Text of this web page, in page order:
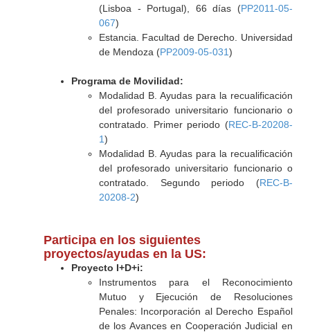
(Lisboa - Portugal), 66 días (PP2011-05-
067)
Estancia. Facultad de Derecho. Universidad
de Mendoza (PP2009-05-031)
Programa de Movilidad:
Modalidad B. Ayudas para la recualificación
del profesorado universitario funcionario o
contratado. Primer periodo (REC-B-20208-
1)
Modalidad B. Ayudas para la recualificación
del profesorado universitario funcionario o
contratado. Segundo periodo (REC-B-
20208-2)
Participa en los siguientes
proyectos/ayudas en la US:
Proyecto I+D+i:
Instrumentos para el Reconocimiento
Mutuo y Ejecución de Resoluciones
Penales: Incorporación al Derecho Español
de los Avances en Cooperación Judicial en